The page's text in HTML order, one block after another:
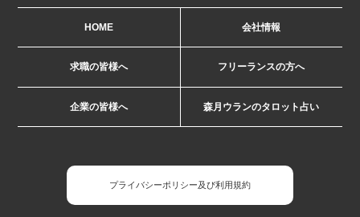
HOME 会社情報
求職の皆様へ フリーランスの方へ
企業の皆様へ 森月ウランのタロット占い
プライバシーポリシー及び利用規約